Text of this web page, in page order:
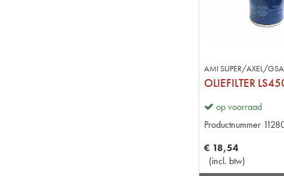
AMI SUPER/AXEL/GSA
OLIEFILTER
op voorraad
Productnummer
€ 18,54
(incl. btw)